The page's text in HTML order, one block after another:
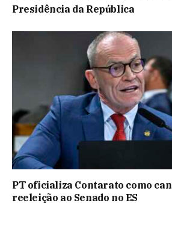
Presidência da República
PT oficializa Contarato como
reeleição ao Senado no ES